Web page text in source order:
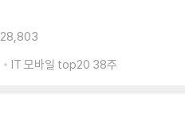
28,803
IT 모바일 top20 38주